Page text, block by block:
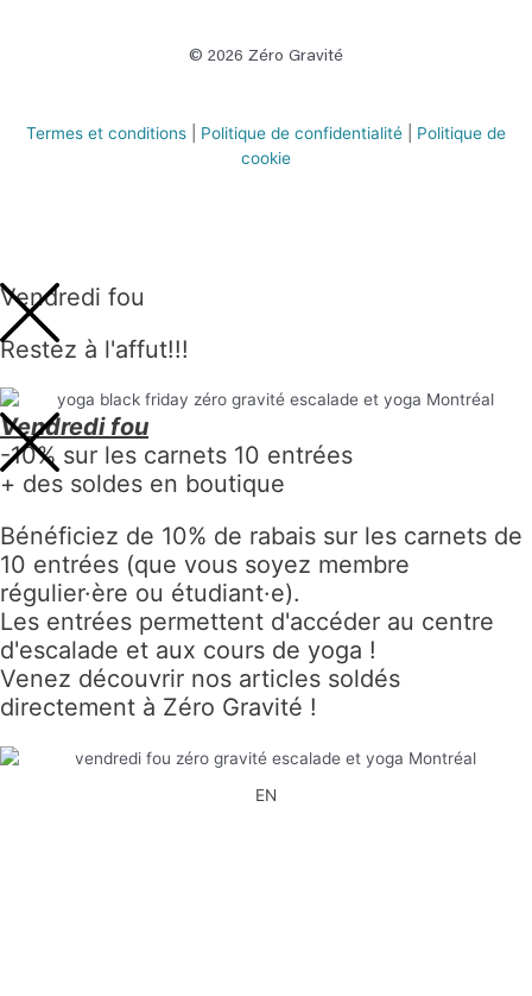
© 2026 Zéro Gravité
Termes et conditions Politique de confidentialité
Politique de
cookie
Vendredi fou
Restez à l'affut!!!
Vendredi fou
-10% sur les carnets 10 entrées
+ des soldes en boutique
Bénéficiez de 10% de rabais sur les carnets de
10 entrées (que vous soyez membre
régulier·ère ou étudiant·e).
Les entrées permettent d'accéder au centre
d'escalade et aux cours de yoga !
Venez découvrir nos articles soldés
directement à Zéro Gravité !
EN